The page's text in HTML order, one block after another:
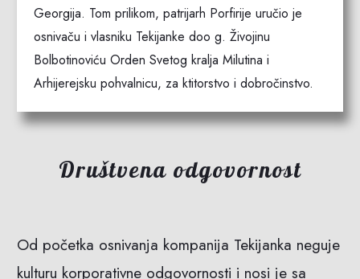
Georgija. Tom prilikom, patrijarh Porfirije uručio je
osnivaču i vlasniku Tekijanke doo g. Živojinu
Bolbotinoviću Orden Svetog kralja Milutina i
Arhijerejsku pohvalnicu, za ktitorstvo i dobročinstvo.
Društvena odgovornost
Od početka osnivanja kompanija Tekijanka neguje
kulturu korporativne odgovornosti i nosi je sa